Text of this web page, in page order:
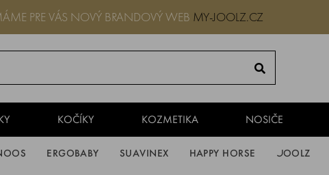
PRE VÁS NOVÝ BRANDOVÝ WEB MY-JOOLZ.CZ
KOČÍKY KOZMETIKA NOSIČE
ERGOBABY SUAVINEX HAPPY HORSE JOOLZ